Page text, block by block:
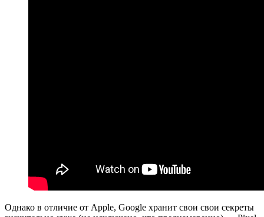
Однако в отличие от Apple, Google хранит свои свои секреты